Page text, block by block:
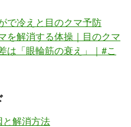
で冷えと目のクマ予防
を解消する体操｜目のクマ
は「眼輪筋の衰え」｜#こ
と解消方法